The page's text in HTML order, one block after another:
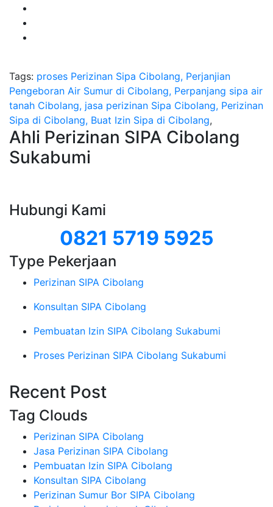
Tags: proses Perizinan Sipa Cibolang, Perjanjian
Pengeboran Air Sumur di Cibolang, Perpanjang sipa air
tanah Cibolang, jasa perizinan Sipa Cibolang, Perizinan
Sipa di Cibolang, Buat Izin Sipa di Cibolang,
Ahli Perizinan SIPA Cibolang
Sukabumi
Hubungi Kami
0821 5719 5925
Type Pekerjaan
Perizinan SIPA Cibolang
Konsultan SIPA Cibolang
Pembuatan Izin SIPA Cibolang Sukabumi
Proses Perizinan SIPA Cibolang Sukabumi
Recent Post
Tag Clouds
Perizinan SIPA Cibolang
Jasa Perizinan SIPA Cibolang
Pembuatan Izin SIPA Cibolang
Konsultan SIPA Cibolang
Perizinan Sumur Bor SIPA Cibolang